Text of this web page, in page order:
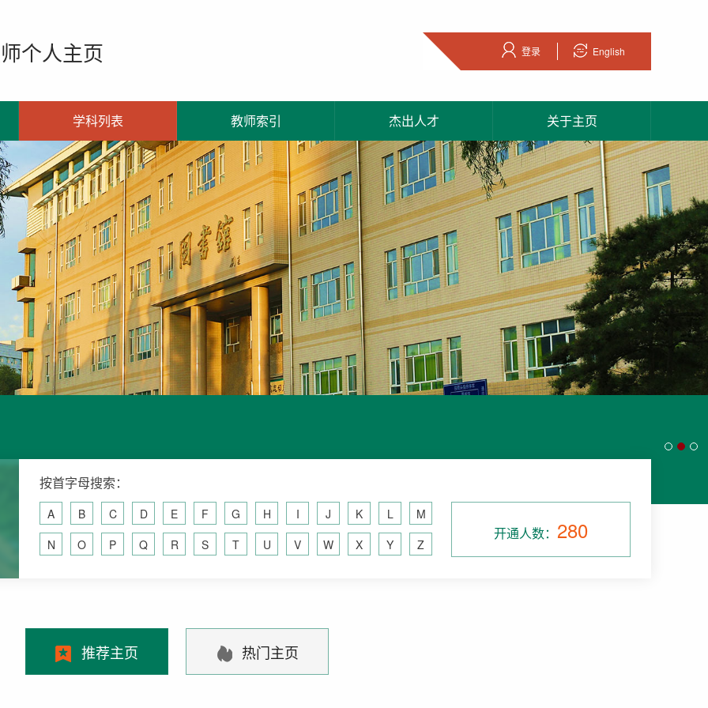
个人主页 登录 English
学科列表 教师索引 杰出人才 关于主页
按首字母搜索：
A B C D E F G H I J K L
M
N
O P Q R S T U V W X Y Z
开通人数： 280
推荐主页 热门主页